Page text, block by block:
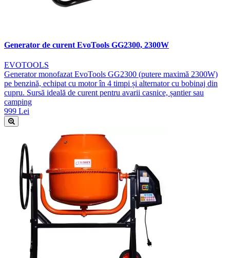
Generator de curent EvoTools GG2300, 2300W
EVOTOOLS
Generator monofazat EvoTools GG2300 (putere maximă 2300W)
pe benzină, echipat cu motor în 4 timpi și alternator cu bobinaj din
cupru. Sursă ideală de curent pentru avarii casnice, șantier sau
camping
999 Lei